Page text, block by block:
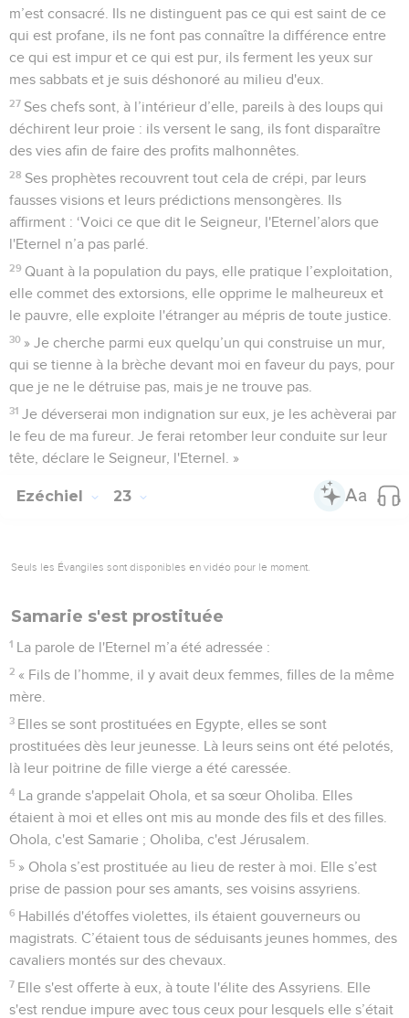
m’est consacré. Ils ne distinguent pas ce qui est saint de ce
qui est profane, ils ne font pas connaître la différence entre
ce qui est impur et ce qui est pur, ils ferment les yeux sur
mes sabbats et je suis déshonoré au milieu d'eux.
27 Ses chefs sont, à l’intérieur d’elle, pareils à des loups qui
déchirent leur proie : ils versent le sang, ils font disparaître
des vies afin de faire des profits malhonnêtes.
28 Ses prophètes recouvrent tout cela de crépi, par leurs
fausses visions et leurs prédictions mensongères. Ils
affirment : ‘Voici ce que dit le Seigneur, l'Eternel’alors que
l'Eternel n’a pas parlé.
29 Quant à la population du pays, elle pratique l’exploitation,
elle commet des extorsions, elle opprime le malheureux et
le pauvre, elle exploite l'étranger au mépris de toute justice.
30 » Je cherche parmi eux quelqu’un qui construise un mur,
qui se tienne à la brèche devant moi en faveur du pays, pour
que je ne le détruise pas, mais je ne trouve pas.
31 Je déverserai mon indignation sur eux, je les achèverai par
le feu de ma fureur. Je ferai retomber leur conduite sur leur
tête, déclare le Seigneur, l'Eternel. »
Ezéchiel 23
Seuls les Évangiles sont disponibles en vidéo pour le moment.
Samarie s'est prostituée
1 La parole de l'Eternel m’a été adressée :
2 « Fils de l’homme, il y avait deux femmes, filles de la même
mère.
3 Elles se sont prostituées en Egypte, elles se sont
prostituées dès leur jeunesse. Là leurs seins ont été pelotés,
là leur poitrine de fille vierge a été caressée.
4 La grande s'appelait Ohola, et sa sœur Oholiba. Elles
étaient à moi et elles ont mis au monde des fils et des filles.
Ohola, c'est Samarie ; Oholiba, c'est Jérusalem.
5 » Ohola s’est prostituée au lieu de rester à moi. Elle s’est
prise de passion pour ses amants, ses voisins assyriens.
6 Habillés d'étoffes violettes, ils étaient gouverneurs ou
magistrats. C’étaient tous de séduisants jeunes hommes, des
cavaliers montés sur des chevaux.
7 Elle s'est offerte à eux, à toute l'élite des Assyriens. Elle
s'est rendue impure avec tous ceux pour lesquels elle s’était